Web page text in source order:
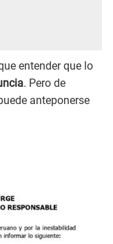
entender que lo
. Pero de
anteponerse